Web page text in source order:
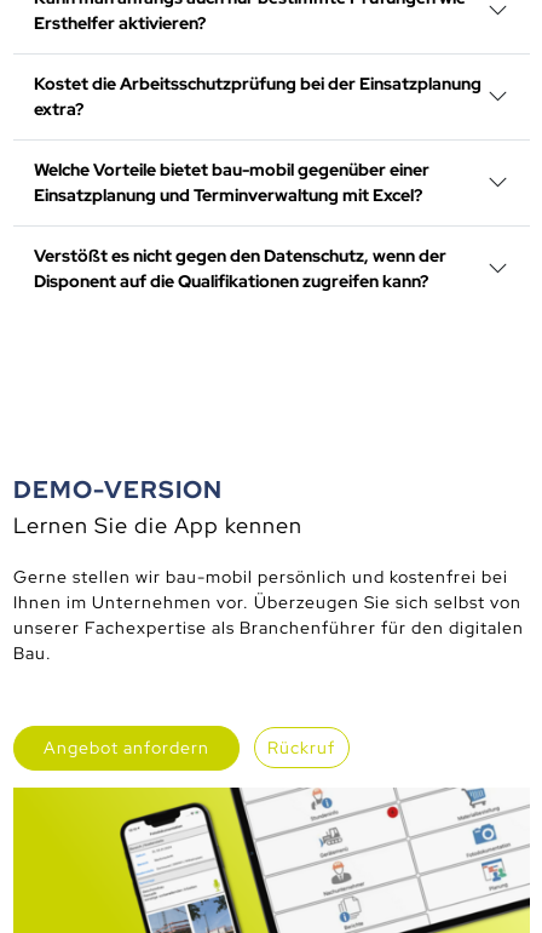
Ersthelfer aktivieren?
Kostet die Arbeitsschutzprüfung bei der Einsatzplanung
extra?
Welche Vorteile bietet bau-mobil gegenüber einer
Einsatzplanung und Terminverwaltung mit Excel?
Verstößt es nicht gegen den Datenschutz, wenn der
Disponent auf die Qualifikationen zugreifen kann?
DEMO-VERSION
Lernen Sie die App kennen
Gerne stellen wir bau-mobil persönlich und kostenfrei bei
Ihnen im Unternehmen vor. Überzeugen Sie sich selbst von
unserer Fachexpertise als Branchenführer für den digitalen
Bau.
Angebot anfordern Rückruf